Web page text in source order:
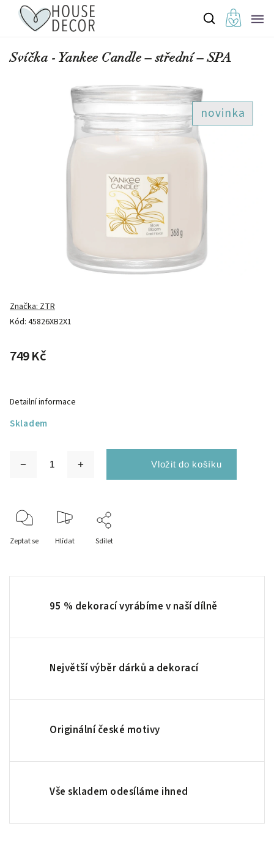
Svíčka - Yankee Candle – střední – SPA
novinka
Kód: 45826XB2X1
Značka:ZTR
749 Kč
Skladem
Detailní informace
Zeptat se Hlídat Sdílet
95 % dekorací vyrábíme v naší dílně
Největší výběr dárků a dekorací
Originální české motivy
Vše skladem odesíláme ihned